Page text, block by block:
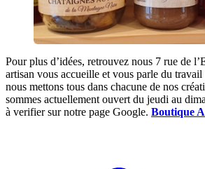
Pour plus d’idées, retrouvez nous 7 rue de
artisan vous accueille et vous parle du travail
nous mettons tous dans chacune de nos
sommes actuellement ouvert du jeudi au
à verifier sur notre page Google. Boutique